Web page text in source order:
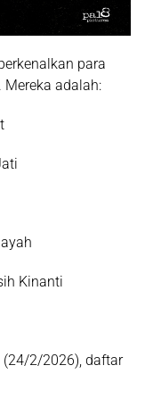
para
adalah:
Kinanti
(24/2/2026), daftar